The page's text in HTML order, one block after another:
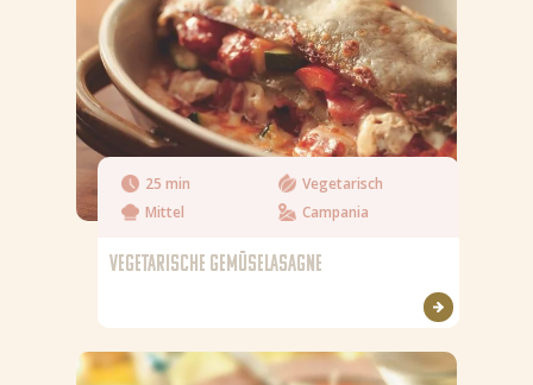
25 min
Vegetarisch
Mittel
Campania
VEGETARISCHE GEMÜSELASAGNE